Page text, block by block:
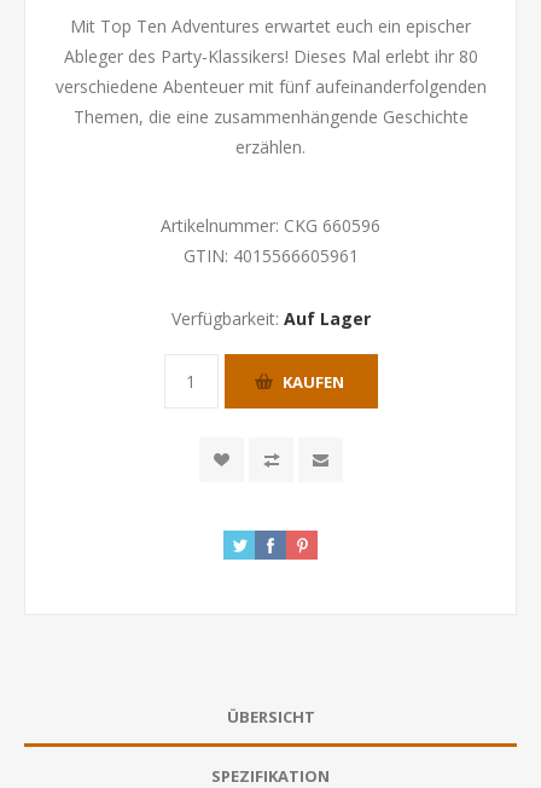
Mit Top Ten Adventures erwartet euch ein epischer
Ableger des Party-Klassikers! Dieses Mal erlebt ihr 80
verschiedene Abenteuer mit fünf aufeinanderfolgenden
Themen, die eine zusammenhängende Geschichte
erzählen.
Artikelnummer: CKG 660596
GTIN: 4015566605961
Verfügbarkeit: Auf Lager
KAUFEN
ÜBERSICHT
SPEZIFIKATION